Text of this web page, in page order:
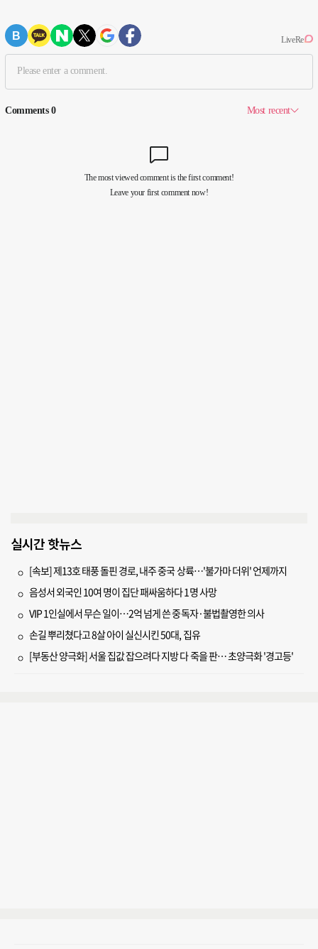
실시간 핫뉴스
[속보] 제13호 태풍 돌핀 경로, 내주 중국 상륙…'불가마 더위' 언제까지
음성서 외국인 10여 명이 집단 패싸움하다 1명 사망
VIP 1인실에서 무슨 일이…2억 넘게 쓴 중독자·불법촬영한 의사
손길 뿌리쳤다고 8살 아이 실신시킨 50대, 집유
[부동산 양극화] 서울 집값 잡으려다 지방 다 죽을 판… 초양극화 '경고등'